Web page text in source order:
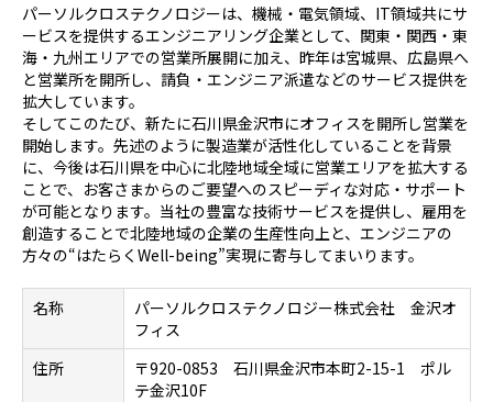
パーソルクロステクノロジーは、機械・電気領域、 IT領域共にサ
ービスを提供するエンジニアリング企業として、関東・関西・東
海・九州エリアでの営業所展開に加え、昨年は宮城県、広島県へ
と営業所を開所し、請負・エンジニア派遣などのサービス提供を
拡大しています。
そしてこのたび、新たに石川県金沢市にオフィスを開所し営業を
開始します。先述のように製造業が活性化していることを背景
に、今後は石川県を中心に北陸地域全域に営業エリアを拡大する
ことで、お客さまからのご要望へのスピーディな対応・サポート
が可能となります。当社の豊富な技術サービスを提供し、雇用を
創造することで北陸地域の企業の生産性向上と、エンジニアの
方々の“はたらく Well-being”実現に寄与してまいります。
名称
パーソルクロステクノロジー株式会社 金沢オ
フィス
住所
〒920-0853 石川県金沢市本町2-15-1 ポル
テ金沢10F